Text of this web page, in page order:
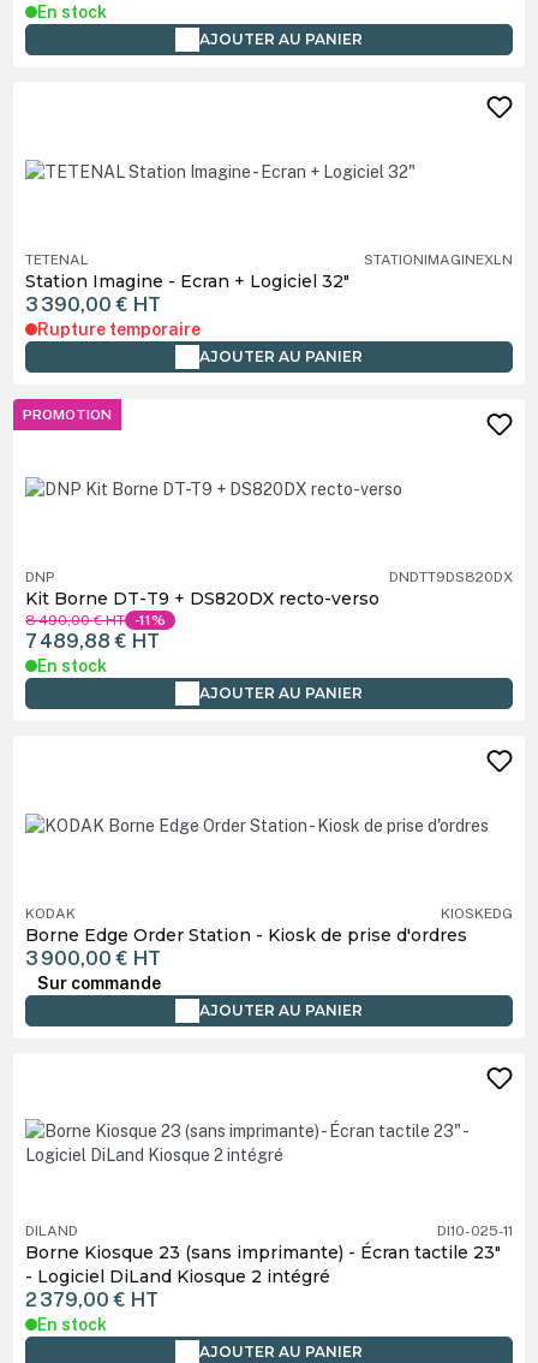
En stock
AJOUTER AU PANIER
TETENAL STATIONIMAGINEXLN
Station Imagine - Ecran + Logiciel 32"
3 390,00 € HT
Rupture temporaire
AJOUTER AU PANIER
PROMOTION
DNP DNDTT9DS820DX
Kit Borne DT-T9 + DS820DX recto-verso
8 490,00 €HT -11%
7 489,88 € HT
En stock
AJOUTER AU PANIER
KODAK KIOSKEDG
Borne Edge Order Station - Kiosk de prise d'ordres
3 900,00 € HT
Sur commande
AJOUTER AU PANIER
DILAND DI10-025-11
Borne Kiosque 23 (sans imprimante) - Écran tactile 23"
- Logiciel DiLand Kiosque 2 intégré
2 379,00 € HT
En stock
AJOUTER AU PANIER